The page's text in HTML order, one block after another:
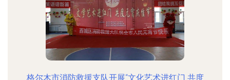
格尔木市消防救援支队开展“文化艺术进红门 共度